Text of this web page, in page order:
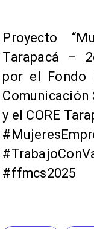
Proyecto
Tarapacá –
por el Fondo
Comunicación
y el CORE
#ffmcs2025